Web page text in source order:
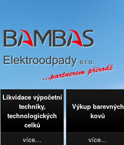
Likvidace výpočetní
techniky,
technologických
celků
více…
Výkup barevných
kovů
více…